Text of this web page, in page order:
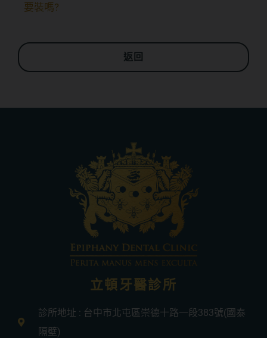
要裝嗎?
返回
立頓牙醫診所
診所地址 : 台中市北屯區崇德十路一段383號(國泰
隔壁)